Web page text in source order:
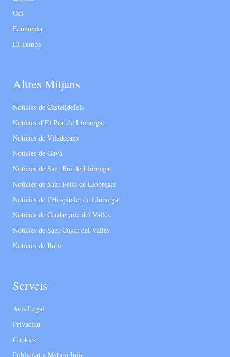
Oci
Economia
El Temps
Altres Mitjans
Notícies de Castelldefels
Notícies d’El Prat de Llobregat
Notícies de Viladecans
Notícies de Gavà
Notícies de Sant Boi de Llobregat
Notícies de Sant Feliu de Llobregat
Notícies de l’Hospitalet de Llobregat
Notícies de Cerdanyola del Vallès
Notícies de Sant Cugat del Vallès
Notícies de Rubí
Serveis
Avís Legal
Privacitat
Cookies
Publicitat a Mataró Info